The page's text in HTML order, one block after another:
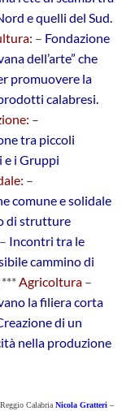
e quelli del Sud.
– Fondazione
dell’arte” che
promuovere la
calabresi.
–
tra piccoli
e i Gruppi
–
comune e solidale
di strutture
– Incontri tra le
cammino di
***Agricoltura –
la filiera corta
di un
nella produzione
Reggio Calabria Nicola Gratteri –